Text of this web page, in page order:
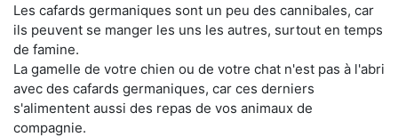
Les cafards germaniques sont un peu des cannibales, car
ils peuvent se manger les uns les autres, surtout en temps
de famine.
La gamelle de votre chien ou de votre chat n'est pas à l'abri
avec des cafards germaniques, car ces derniers
s'alimentent aussi des repas de vos animaux de
compagnie.